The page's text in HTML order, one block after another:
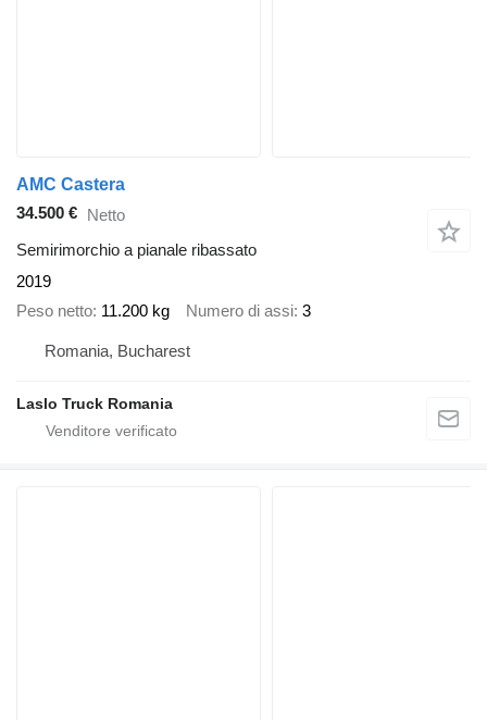
AMC Castera
34.500 € Netto
Semirimorchio a pianale ribassato
2019
Peso netto 11.200 kg Numero di assi 3
Romania, Bucharest
Laslo Truck Romania